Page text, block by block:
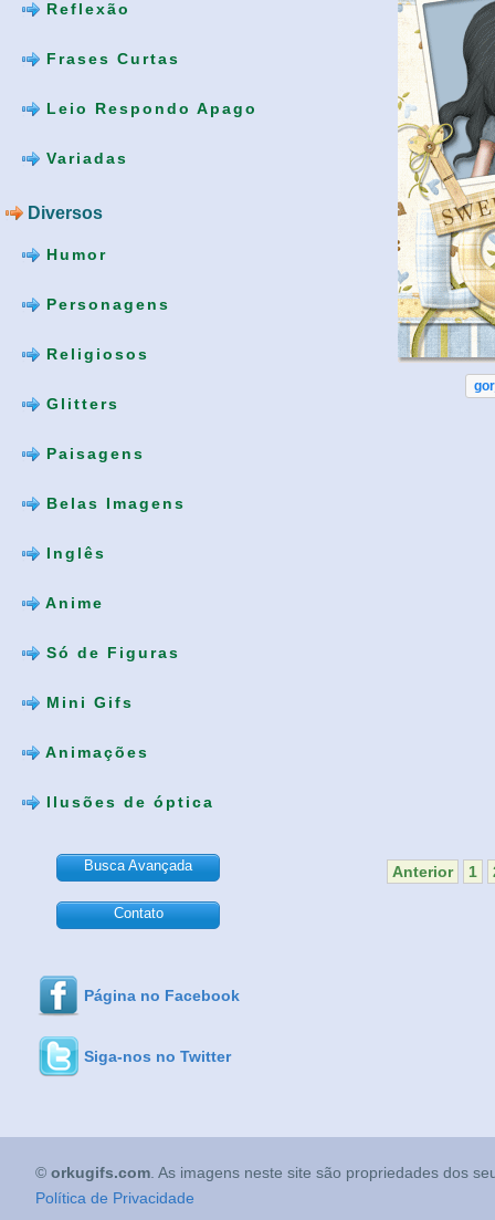
Reflexão
Frases Curtas
Leio Respondo Apago
Variadas
Diversos
Humor
Personagens
Religiosos
Glitters
Paisagens
Belas Imagens
Inglês
Anime
Só de Figuras
Mini Gifs
Animações
Ilusões de óptica
Busca Avançada
Contato
Página no Facebook
Siga-nos no Twitter
Anterior 1
© orkugifs.com . As imagens neste site são propriedades dos
Política de Privacidade